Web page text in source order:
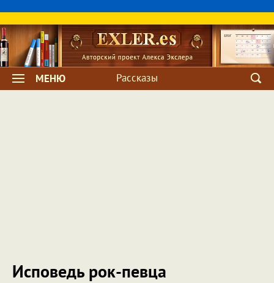
МЕНЮ Рассказы
Исповедь рок-певца